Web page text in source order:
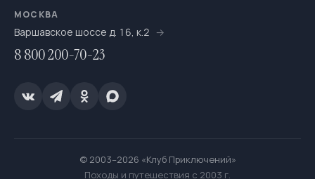
МОСКВА
Варшавское шоссе д. 16, к.2
8 800 200-70-23
© 2003–2026 «Клуб Приключений»
Походы и путешествия с 2003 г.